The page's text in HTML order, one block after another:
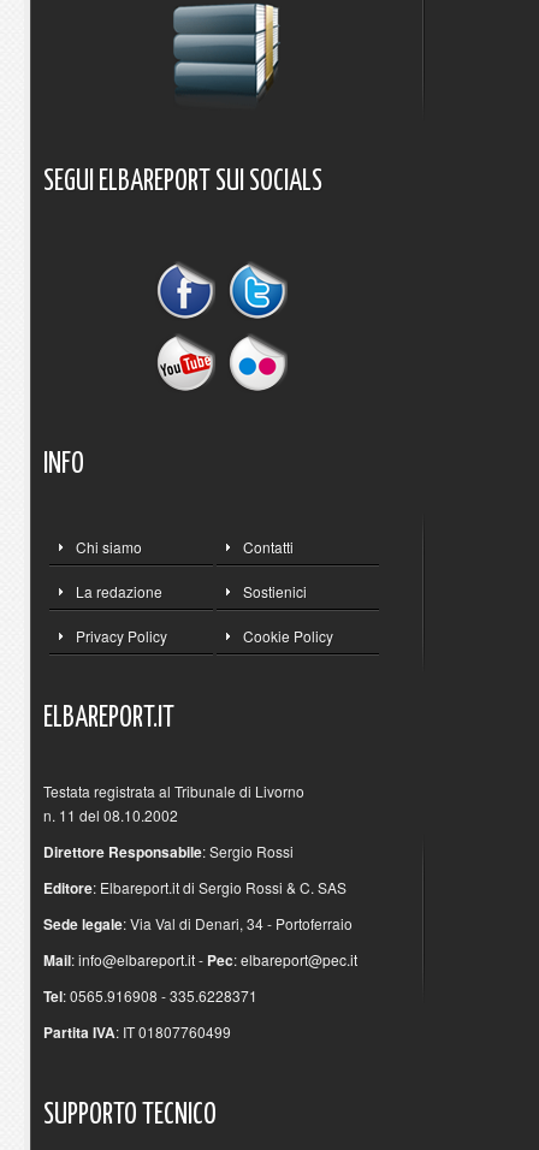
SEGUI ELBAREPORT SUI SOCIALS
INFO
Chi siamo Contatti
La redazione Sostienici
Privacy Policy Cookie Policy
ELBAREPORT.IT
Testata registrata al Tribunale di Livorno
n. 11 del 08.10.2002
Direttore Responsabile: Sergio Rossi
Editore: Elbareport.it di Sergio Rossi & C. SAS
Sede legale: Via Val di Denari, 34 - Portoferraio
Mail:info@elbareport.it- Pec:elbareport@pec.it
Tel: 0565.916908 - 335.6228371
Partita IVA: IT 01807760499
SUPPORTO TECNICO